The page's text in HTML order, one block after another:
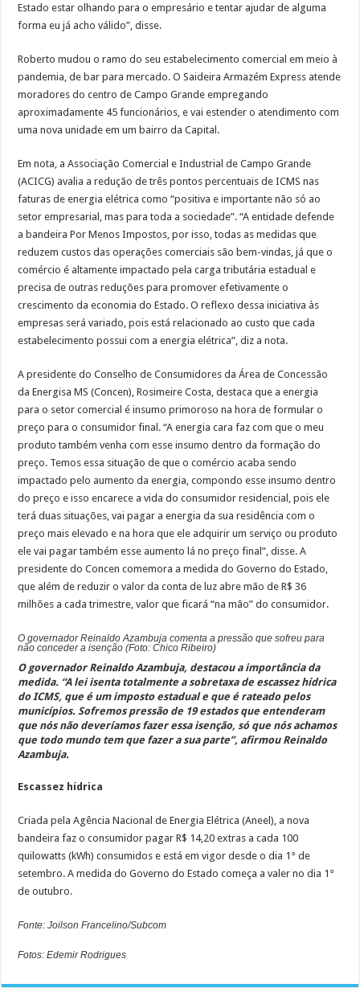
Estado estar olhando para o empresário e tentar ajudar de alguma
forma eu já acho válido”, disse.
Roberto mudou o ramo do seu estabelecimento comercial em meio à
pandemia, de bar para mercado. O Saideira Armazém Express atende
moradores do centro de Campo Grande empregando
aproximadamente 45 funcionários, e vai estender o atendimento com
uma nova unidade em um bairro da Capital.
Em nota, a Associação Comercial e Industrial de Campo Grande
(ACICG) avalia a redução de três pontos percentuais de ICMS nas
faturas de energia elétrica como “positiva e importante não só ao
setor empresarial, mas para toda a sociedade”. “A entidade defende
a bandeira Por Menos Impostos, por isso, todas as medidas que
reduzem custos das operações comerciais são bem-vindas, já que o
comércio é altamente impactado pela carga tributária estadual e
precisa de outras reduções para promover efetivamente o
crescimento da economia do Estado. O reflexo dessa iniciativa às
empresas será variado, pois está relacionado ao custo que cada
estabelecimento possui com a energia elétrica”, diz a nota.
A presidente do Conselho de Consumidores da Área de Concessão
da Energisa MS (Concen), Rosimeire Costa, destaca que a energia
para o setor comercial é insumo primoroso na hora de formular o
preço para o consumidor final. “A energia cara faz com que o meu
produto também venha com esse insumo dentro da formação do
preço. Temos essa situação de que o comércio acaba sendo
impactado pelo aumento da energia, compondo esse insumo dentro
do preço e isso encarece a vida do consumidor residencial, pois ele
terá duas situações, vai pagar a energia da sua residência com o
preço mais elevado e na hora que ele adquirir um serviço ou produto
ele vai pagar também esse aumento lá no preço final”, disse. A
presidente do Concen comemora a medida do Governo do Estado,
que além de reduzir o valor da conta de luz abre mão de R$ 36
milhões a cada trimestre, valor que ficará “na mão” do consumidor.
O governador Reinaldo Azambuja comenta a pressão que sofreu para
não conceder a isenção (Foto: Chico Ribeiro)
O governador Reinaldo Azambuja, destacou a importância da
medida. “A lei isenta totalmente a sobretaxa de escassez hídrica
do ICMS, que é um imposto estadual e que é rateado pelos
municípios. Sofremos pressão de 19 estados que entenderam
que nós não deveríamos fazer essa isenção, só que nós achamos
que todo mundo tem que fazer a sua parte”, afirmou Reinaldo
Azambuja.
Escassez hídrica
Criada pela Agência Nacional de Energia Elétrica (Aneel), a nova
bandeira faz o consumidor pagar R$ 14,20 extras a cada 100
quilowatts (kWh) consumidos e está em vigor desde o dia 1° de
setembro. A medida do Governo do Estado começa a valer no dia 1°
de outubro.
Fonte: Joilson Francelino/Subcom
Fotos: Edemir Rodrigues